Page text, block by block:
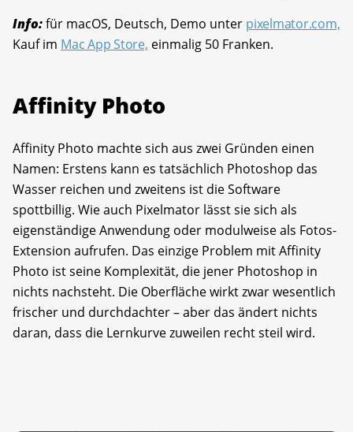
Info:für macOS, Deutsch, Demo unter pixelmator.com,
Kauf im Mac App Store, einmalig 50 Franken.
Affinity Photo
Affinity Photo machte sich aus zwei Gründen einen
Namen: Erstens kann es tatsächlich Photoshop das
Wasser reichen und zweitens ist die Software
spottbillig. Wie auch Pixelmator lässt sie sich als
eigenständige Anwendung oder modulweise als Fotos-
Extension aufrufen. Das einzige Problem mit Affinity
Photo ist seine Komplexität, die jener Photoshop in
nichts nachsteht. Die Oberfläche wirkt zwar wesentlich
frischer und durchdachter – aber das ändert nichts
daran, dass die Lernkurve zuweilen recht steil wird.